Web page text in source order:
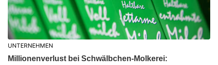
UNTERNEHMEN
Millionenverlust bei Schwälbchen-Molkerei: